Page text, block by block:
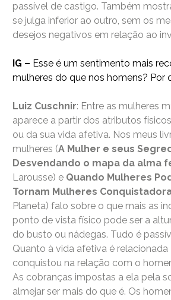
passível de castigo. Também
se julga inferior ao outro, sem os
desejos negativos em relação ao
IG – Esse é um sentimento mais
mulheres do que nos homens? Por
Luiz Cuschnir: Entre as mulheres
aparece a partir dos atributos
ou da sua vida afetiva. Nos meus
mulheres (A Mulher e seus
Desvendando o mapa da alma
Larousse) e Quando Mulheres
Tornam Mulheres
Planeta) falo sobre o que mais as
ponto de vista físico pode ser a
do busto ou nádegas. Tudo é
Quanto à vida afetiva é relacionada
conquistou na relação com o
As cobranças impostas a ela pela
almejar ser mais do que é. Os